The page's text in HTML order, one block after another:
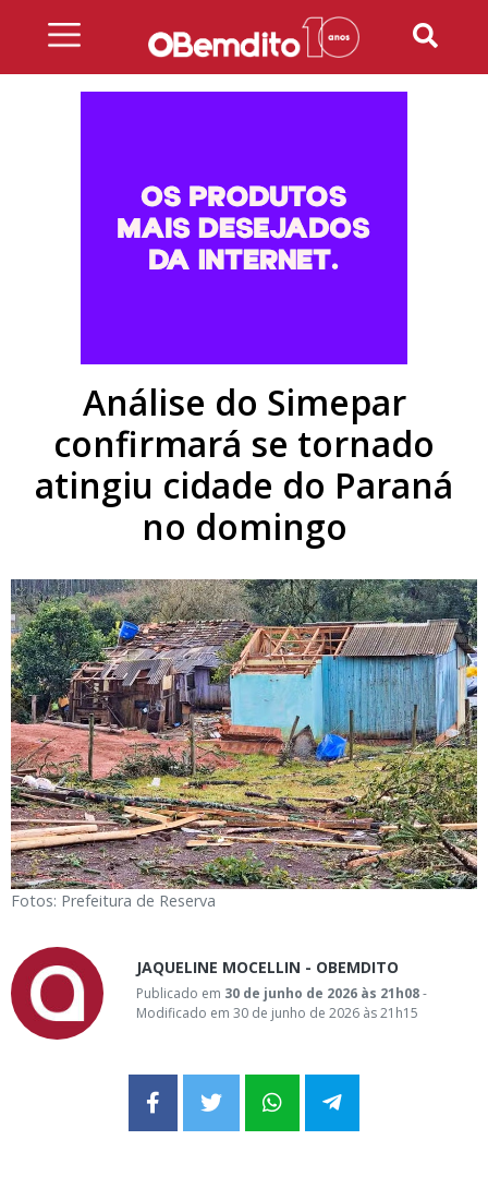
Análise do Simepar
confirmará se tornado
atingiu cidade do Paraná
no domingo
Fotos: Prefeitura de Reserva
JAQUELINE MOCELLIN - OBEMDITO
Publicado em 30 de junho de 2026 às 21h08-
Modificado em 30 de junho de 2026 às 21h15